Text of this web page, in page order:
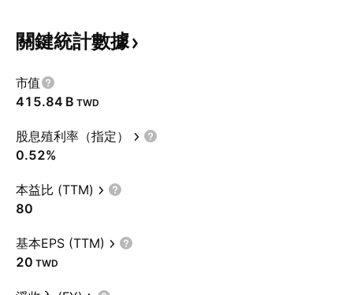
關鍵統計數據
市值
‪415.84 B‬ TWD
股息殖利率（指定）
0.52%
本益比 (TTM)
80
基本EPS (TTM)
20 TWD